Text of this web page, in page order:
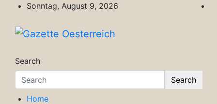
content
Sonntag, August 9, 2026
Search
Search
Home